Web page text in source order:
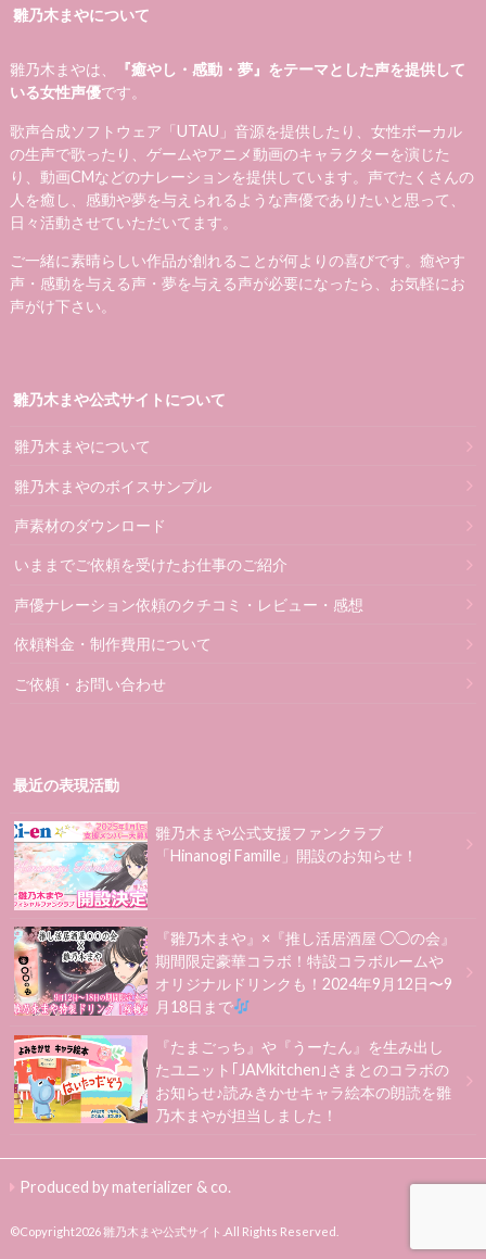
雛乃木まやについて
雛乃木まやは、
『癒やし・感動・夢』をテーマとした声を提供して
いる女性声優です。
歌声合成ソフトウェア「UTAU」音源を提供したり、女性ボーカル
の生声で歌ったり、ゲームやアニメ動画のキャラクターを演じた
り、動画CMなどのナレーションを提供しています。声でたくさんの
人を癒し、感動や夢を与えられるような声優でありたいと思って、
日々活動させていただいてます。
ご一緒に素晴らしい作品が創れることが何よりの喜びです。癒やす
声・感動を与える声・夢を与える声が必要になったら、お気軽にお
声がけ下さい。
雛乃木まや公式サイトについて
雛乃木まやについて
雛乃木まやのボイスサンプル
声素材のダウンロード
いままでご依頼を受けたお仕事のご紹介
声優ナレーション依頼のクチコミ・レビュー・感想
依頼料金・制作費用について
ご依頼・お問い合わせ
最近の表現活動
雛乃木まや公式支援ファンクラブ
「Hinanogi Famille」開設のお知らせ！
『雛乃木まや』×『推し活居酒屋 ◯◯の会』
期間限定豪華コラボ！特設コラボルームや
オリジナルドリンクも！2024年9月12日〜9
月18日まで
『たまごっち』や『うーたん』を生み出し
たユニット｢JAMkitchen｣さまとのコラボの
お知らせ♪読みきかせキャラ絵本の朗読を雛
乃木まやが担当しました！
Produced by materializer & co.
©Copyright2026雛乃木まや公式サイト .All Rights Reserved.